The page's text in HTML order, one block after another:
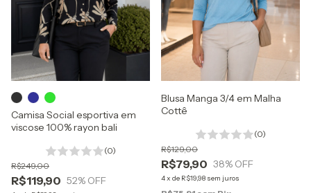
Camisa Social esportiva em
viscose 100% rayon bali
(0)
R$119,90
R$249,00
52% OFF
Blusa Manga 3/4 em Malha
Cottê
(0)
R$79,90
R$129,00
38% OFF
4x de R$19,98 sem juros